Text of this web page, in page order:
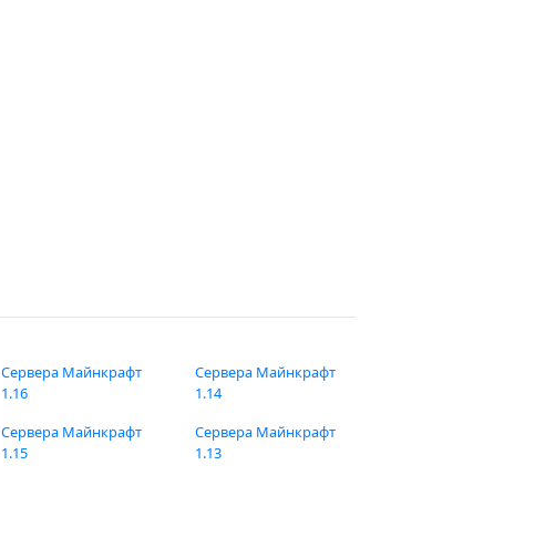
Сервера Майнкрафт
1.16
Сервера Майнкрафт
1.15
Сервера Майнкрафт
1.14
Сервера Майнкрафт
1.13